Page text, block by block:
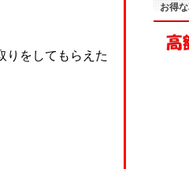
りをしてもらえた
お得